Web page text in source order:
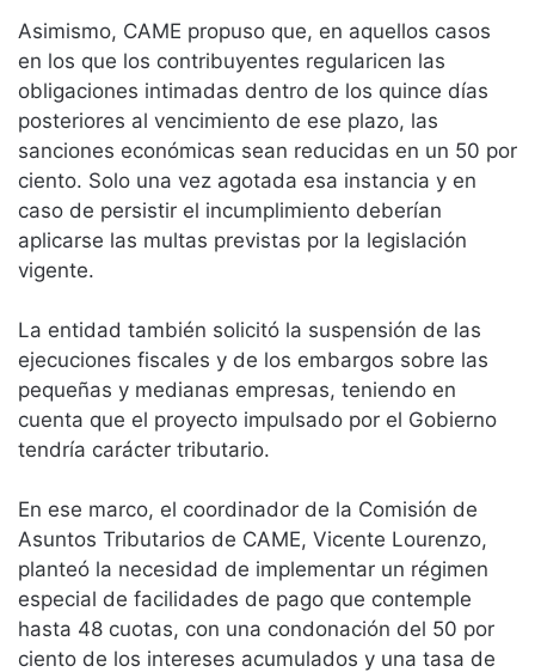
Asimismo, CAME propuso que, en aquellos casos
en los que los contribuyentes regularicen las
obligaciones intimadas dentro de los quince días
posteriores al vencimiento de ese plazo, las
sanciones económicas sean reducidas en un 50 por
ciento. Solo una vez agotada esa instancia y en
caso de persistir el incumplimiento deberían
aplicarse las multas previstas por la legislación
vigente.
La entidad también solicitó la suspensión de las
ejecuciones fiscales y de los embargos sobre las
pequeñas y medianas empresas, teniendo en
cuenta que el proyecto impulsado por el Gobierno
tendría carácter tributario.
En ese marco, el coordinador de la Comisión de
Asuntos Tributarios de CAME, Vicente Lourenzo,
planteó la necesidad de implementar un régimen
especial de facilidades de pago que contemple
hasta 48 cuotas, con una condonación del 50 por
ciento de los intereses acumulados y una tasa de